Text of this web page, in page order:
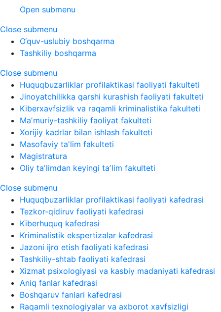
Open submenu
Close submenu
O‘quv-uslubiy boshqarma
Tashkiliy boshqarma
Close submenu
Huquqbuzarliklar profilaktikasi faoliyati fakulteti
Jinoyatchilikka qarshi kurashish faoliyati fakulteti
Kiberxavfsizlik va raqamli kriminalistika fakulteti
Maʼmuriy-tashkiliy faoliyat fakulteti
Xorijiy kadrlar bilan ishlash fakulteti
Masofaviy taʼlim fakulteti
Magistratura
Oliy taʼlimdan keyingi taʼlim fakulteti
Close submenu
Huquqbuzarliklar profilaktikasi faoliyati kafedrasi
Tezkor-qidiruv faoliyati kafedrasi
Kiberhuquq kafedrasi
Kriminalistik ekspertizalar kafedrasi
Jazoni ijro etish faoliyati kafedrasi
Tashkiliy-shtab faoliyati kafedrasi
Xizmat psixologiyasi va kasbiy madaniyati kafedrasi
Aniq fanlar kafedrasi
Boshqaruv fanlari kafedrasi
Raqamli texnologiyalar va axborot xavfsizligi